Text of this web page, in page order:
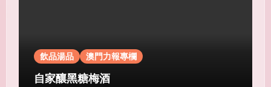
飲品湯品 澳門力報專欄
自家釀黑糖梅酒